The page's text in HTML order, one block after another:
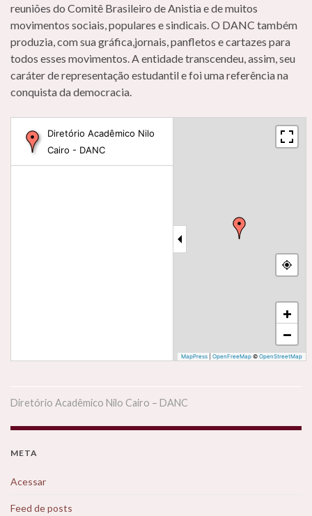
reuniões do Comitê Brasileiro de Anistia e de muitos
movimentos sociais, populares e sindicais. O DANC também
produzia, com sua gráfica,jornais, panfletos e cartazes para
todos esses movimentos. A entidade transcendeu, assim, seu
caráter de representação estudantil e foi uma referência na
conquista da democracia.
Diretório Acadêmico Nilo
Cairo - DANC
+
−
MapPress OpenFreeMap © OpenStreetMap
Diretório Acadêmico Nilo Cairo – DANC
META
Acessar
Feed de posts